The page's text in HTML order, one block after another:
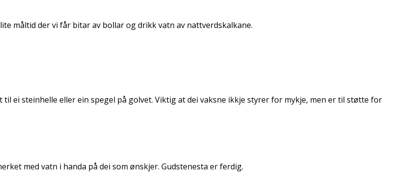
måltid der vi får bitar av bollar og drikk vatn av nattverdskalkane.
ei steinhelle eller ein spegel på golvet. Viktig at dei vaksne ikkje styrer for mykje, men er til støtte for
med vatn i handa på dei som ønskjer. Gudstenesta er ferdig.